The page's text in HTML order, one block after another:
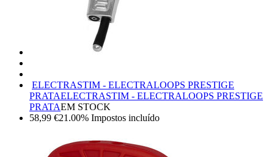
ELECTRASTIM - ELECTRALOOPS PRESTIGE
PRATAELECTRASTIM - ELECTRALOOPS PRESTIGE
PRATAEM STOCK
58,99 €21.00% Impostos incluído